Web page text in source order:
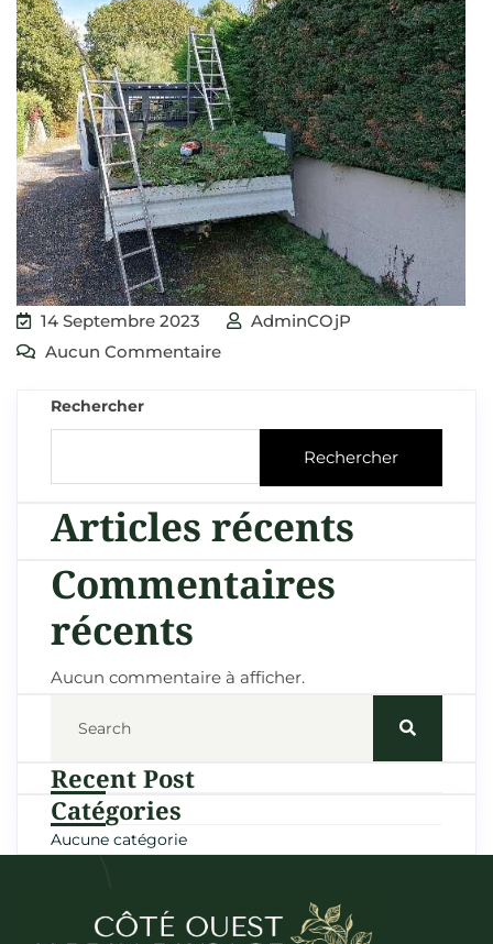
14 Septembre 2023
AdminCOjP
Aucun Commentaire
Rechercher
Rechercher
Articles récents
Commentaires
récents
Aucun commentaire à afficher.
Recent Post
Catégories
Aucune catégorie